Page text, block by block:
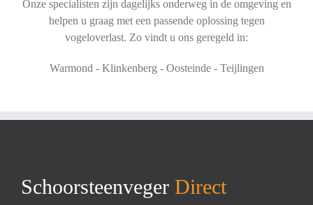
Onze specialisten zijn dagelijks onderweg in de omgeving en
helpen u graag met een passende oplossing tegen
vogeloverlast. Zo vindt u ons geregeld in:
Warmond - Klinkenberg - Oosteinde - Teijlingen
Schoorsteenveger Direct